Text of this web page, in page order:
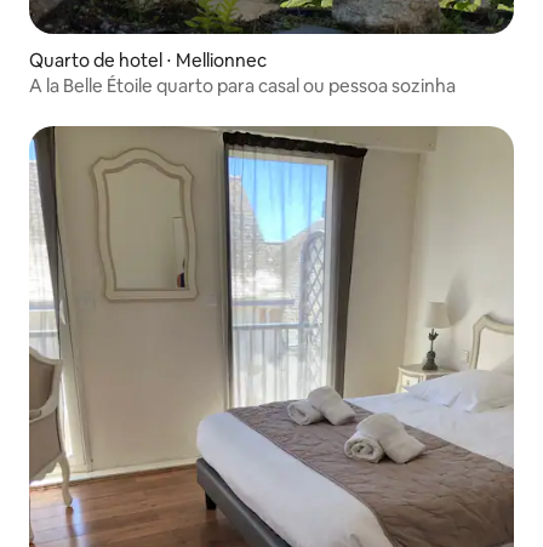
Quarto de hotel ⋅ Mellionnec
A la Belle Étoile quarto para casal ou pessoa sozinha